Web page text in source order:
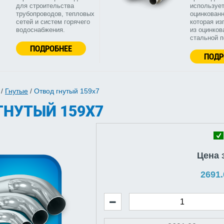
для строительства
трубопроводов, тепловых
сетей и систем горячего
водоснабжения.
ПОДРОБНЕЕ
которая
из
стальной
Гнутые / Отвод гнутый 159х7
159Х7
Цена